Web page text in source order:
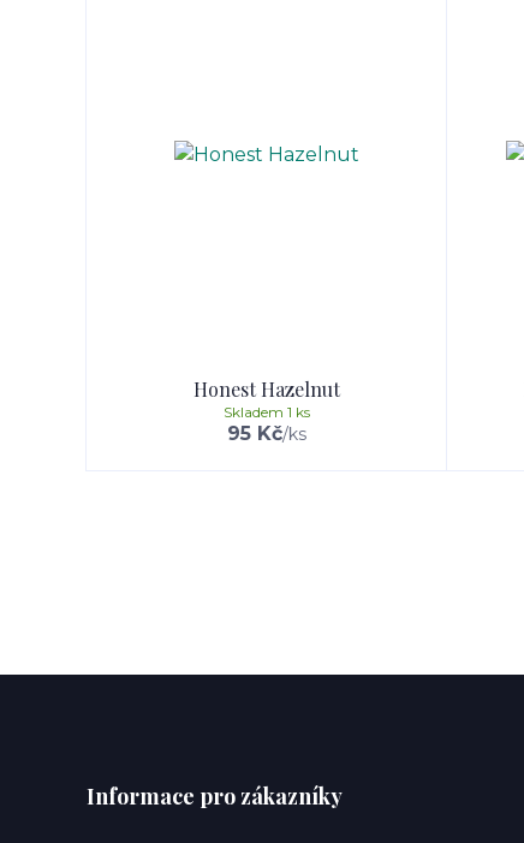
Honest Hazelnut
95 Kč/ks
Skladem 1 ks
Informace pro zákazníky